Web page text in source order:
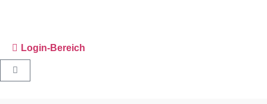
Login-Bereich